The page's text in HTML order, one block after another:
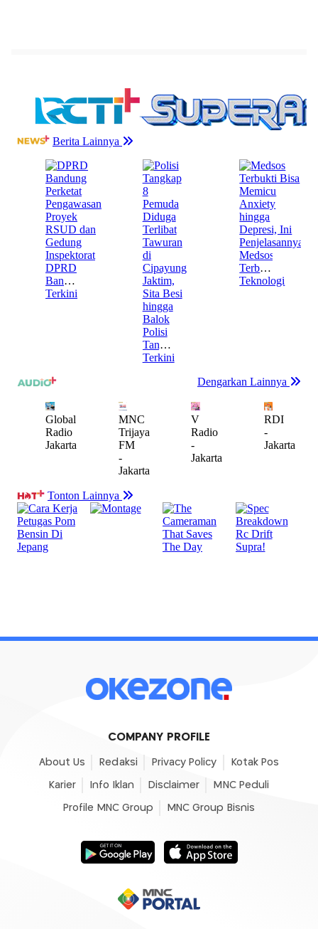
COMPANY PROFILE
About Us Redaksi Privacy Policy Kotak Pos
Karier Info Iklan Disclaimer MNC Peduli
Profile MNC Group MNC Group Bisnis